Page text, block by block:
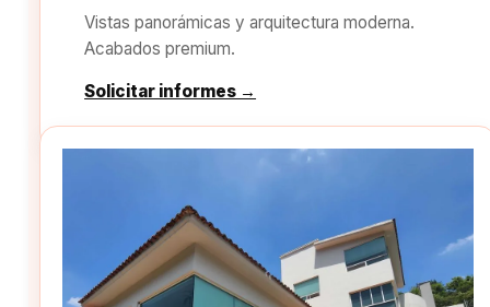
Vistas panorámicas y arquitectura moderna.
Acabados premium.
Solicitar informes →